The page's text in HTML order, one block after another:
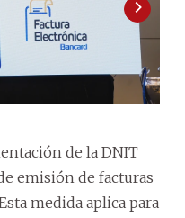
de la DNIT
emisión de facturas
medida aplica para